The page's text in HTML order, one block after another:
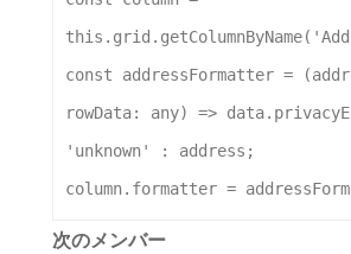
this . grid . getColumnByName(
const
addressFormatter = (
rowData: any) => data.
'unknown'
: address ;
column. formatter =
次のメンバー